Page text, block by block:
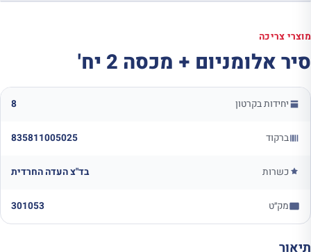
מוצרי צריכה
סיר אלומניום + מכסה 2 יח'
יחידות בקרטון 8
ברקוד 835811005025
כשרות בד"צ העדה החרדית
מק״ט 301053
תיאור